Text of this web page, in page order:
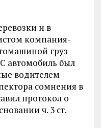
и в
компания-
груз
автомобиль был
водителем
сомнения в
протокол о
ч. 3 ст.